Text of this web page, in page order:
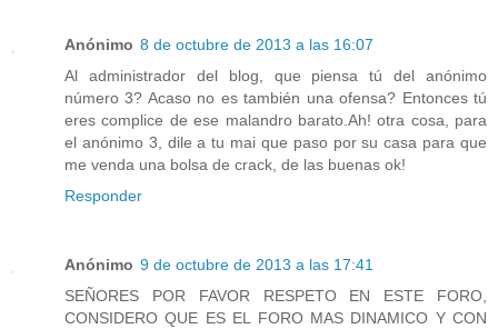
Anónimo 8 de octubre de 2013 a las 16:07
Al administrador del blog, que piensa tú del anónimo
número 3? Acaso no es también una ofensa? Entonces tú
eres complice de ese malandro barato.Ah! otra cosa, para
el anónimo 3, dile a tu mai que paso por su casa para que
me venda una bolsa de crack, de las buenas ok!
Responder
Anónimo 9 de octubre de 2013 a las 17:41
SEÑORES POR FAVOR RESPETO EN ESTE FORO,
CONSIDERO QUE ES EL FORO MAS DINAMICO Y CON